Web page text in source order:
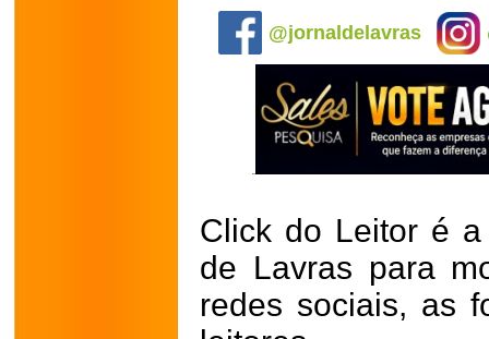
@jornaldelavras
Click do Leitor é
de Lavras para
redes sociais, as